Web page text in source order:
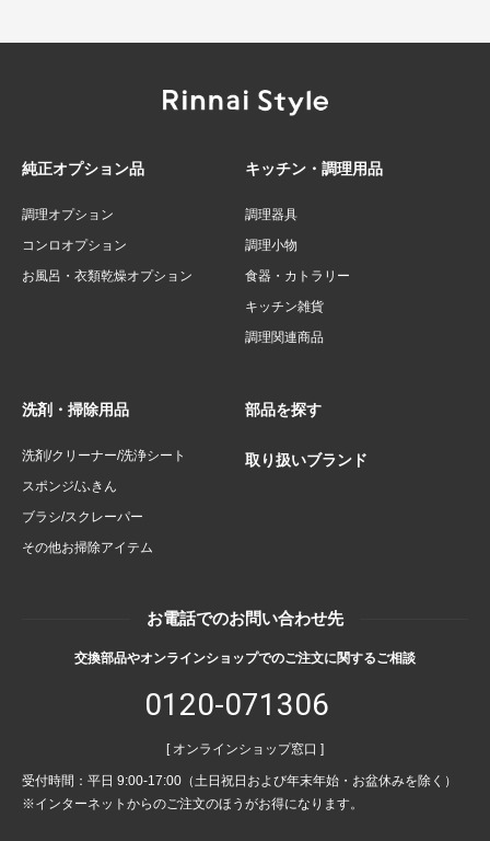
純正オプション品
調理オプション
コンロオプション
お風呂・衣類乾燥オプション
キッチン・調理用品
調理器具
調理小物
食器・カトラリー
キッチン雑貨
調理関連商品
洗剤・掃除用品
洗剤/クリーナー/洗浄シート
スポンジ/ふきん
ブラシ/スクレーパー
その他お掃除アイテム
部品を探す
取り扱いブランド
お電話でのお問い合わせ先
交換部品やオンラインショップでのご注文に関するご相談
0120-071306
[ オンラインショップ窓口 ]
受付時間：平日 9:00-17:00（土日祝日および年末年始・お盆休みを除く）
※インターネットからのご注文のほうがお得になります。